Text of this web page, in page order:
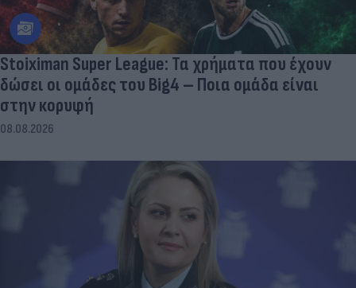
Stoiximan Super League: Τα χρήματα που έχουν
δώσει οι ομάδες του Big4 – Ποια ομάδα είναι
στην κορυφή
08.08.2026